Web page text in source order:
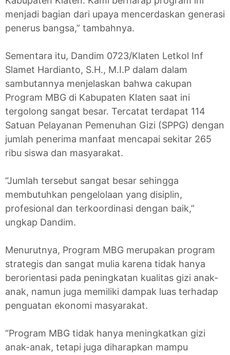
menjadi bagian dari upaya mencerdaskan generasi
penerus bangsa,” tambahnya.
Sementara itu, Dandim 0723/Klaten Letkol Inf
Slamet Hardianto, S.H., M.I.P dalam dalam
sambutannya menjelaskan bahwa cakupan
Program MBG di Kabupaten Klaten saat ini
tergolong sangat besar. Tercatat terdapat 114
Satuan Pelayanan Pemenuhan Gizi (SPPG) dengan
jumlah penerima manfaat mencapai sekitar 265
ribu siswa dan masyarakat.
“Jumlah tersebut sangat besar sehingga
membutuhkan pengelolaan yang disiplin,
profesional dan terkoordinasi dengan baik,”
ungkap Dandim.
Menurutnya, Program MBG merupakan program
strategis dan sangat mulia karena tidak hanya
berorientasi pada peningkatan kualitas gizi anak-
anak, namun juga memiliki dampak luas terhadap
penguatan ekonomi masyarakat.
“Program MBG tidak hanya meningkatkan gizi
anak-anak, tetapi juga diharapkan mampu